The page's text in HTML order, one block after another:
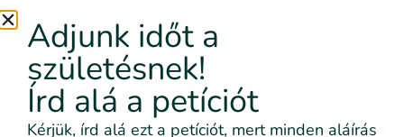
Kategóriák
Adjunk időt a
születésnek!
Írd alá a petíciót
Kérjük, írd alá ezt a petíciót, mert minden aláírás